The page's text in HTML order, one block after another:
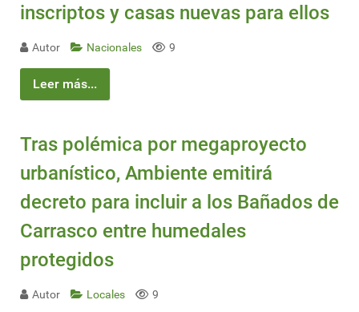
inscriptos y casas nuevas para ellos
Autor Nacionales 9
Leer más...
Tras polémica por megaproyecto
urbanístico, Ambiente emitirá
decreto para incluir a los Bañados de
Carrasco entre humedales
protegidos
Autor Locales 9